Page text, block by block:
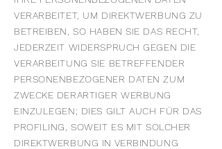
VERARBEITET, UM DIREKTWERBUNG ZU
BETREIBEN, SO HABEN SIE DAS RECHT,
JEDERZEIT WIDERSPRUCH GEGEN DIE
VERARBEITUNG SIE BETREFFENDER
PERSONENBEZOGENER DATEN ZUM
ZWECKE DERARTIGER WERBUNG
EINZULEGEN; DIES GILT AUCH FÜR DAS
PROFILING, SOWEIT ES MIT SOLCHER
DIREKTWERBUNG IN VERBINDUNG